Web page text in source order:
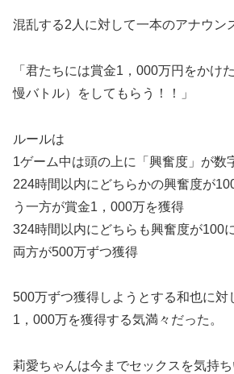
混乱する2人に対して一本のアナウン
「君たちには賞金1，000万円をかけ
慢バトル）をしてもらう！！」
ルールは
1ゲーム中は頭の上に「興奮度」が数
224時間以内にどちらかの興奮度が
う一方が賞金1，000万を獲得
324時間以内にどちらも興奮度が100
両方が500万ずつ獲得
500万ずつ獲得しようとする和也に対
1，000万を獲得する気満々だった。
莉愛ちゃんは今までセックスを気持